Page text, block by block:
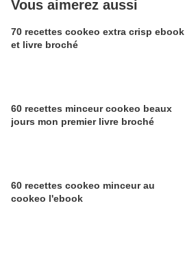
Vous aimerez aussi
70 recettes cookeo extra crisp ebook
et livre broché
60 recettes minceur cookeo beaux
jours mon premier livre broché
60 recettes cookeo minceur au
cookeo l'ebook